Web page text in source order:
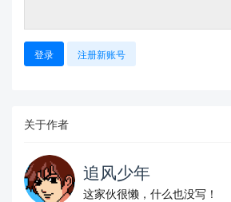
登录 注册新账号
关于作者
追风少年
这家伙很懒，什么也没写！